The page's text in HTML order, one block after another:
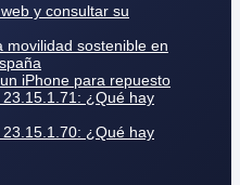
y consultar su
movilidad sostenible en
iPhone para repuesto
¿Qué hay
¿Qué hay